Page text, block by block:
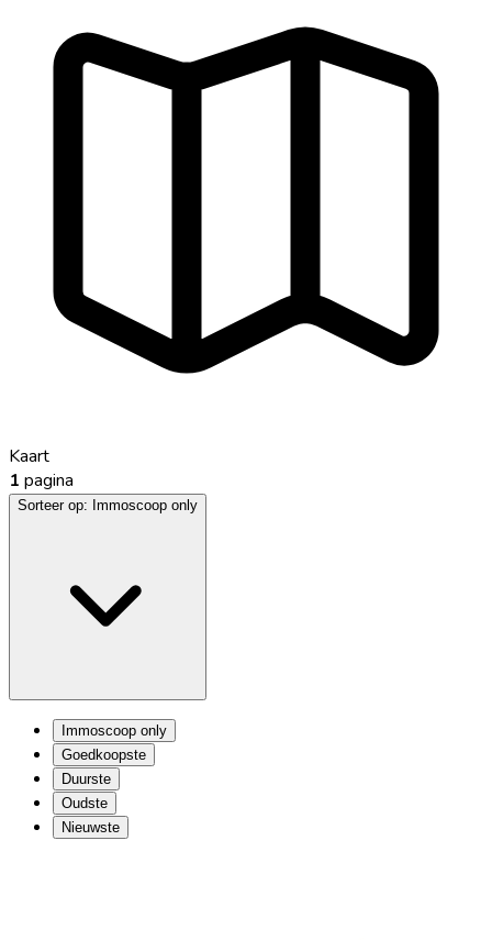
Kaart
1 pagina
Sorteer op: Immoscoop only
Immoscoop only
Goedkoopste
Duurste
Oudste
Nieuwste